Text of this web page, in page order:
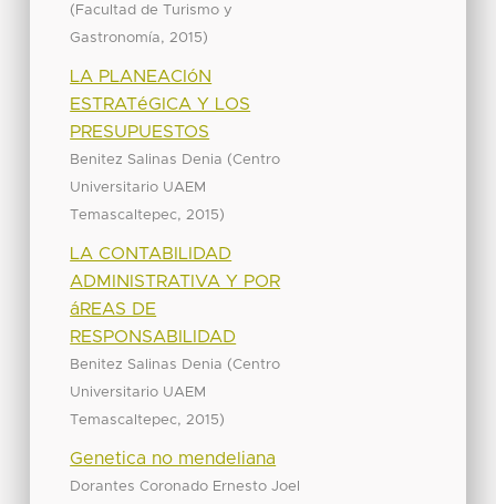
( Facultad de Turismo y
Gastronomía, 2015)
LA PLANEACIóN
ESTRATéGICA Y LOS
PRESUPUESTOS
Benitez Salinas Denia (Centro
Universitario UAEM
Temascaltepec, 2015)
LA CONTABILIDAD
ADMINISTRATIVA Y POR
áREAS DE
RESPONSABILIDAD
Benitez Salinas Denia (Centro
Universitario UAEM
Temascaltepec, 2015)
Genetica no mendeliana
Dorantes Coronado Ernesto Joel